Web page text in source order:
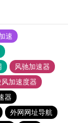
速
风驰加速器
风加速度器
器
外网网址导航